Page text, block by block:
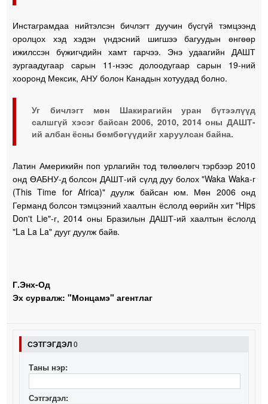
Инстаграмдаа нийтэлсэн бичлэгт дуучин бүсгүй тэмцээнд
оролцох хэд хэдэн үндэсний шигшээ багуудын өнгөөр
ижилссэн бүжигчдийн хамт гарчээ. Энэ удаагийн ДАШТ
зургаадугаар сарын 11-нээс долоодугаар сарын 19-ний
хооронд Мексик, АНУ болон Канадын хотуудад болно.
Уг бичлэгт мөн Шакирагийн уран бүтээлүүд
салшгүй хэсэг байсан 2006, 2010, 2014 оны ДАШТ-
ий албан ёсны бөмбөгүүдийг харуулсан байна.
Латин Америкийн поп урлагийн тод төлөөлөгч тэрбээр 2010
онд ӨАБНУ-д болсон ДАШТ-ий сүлд дуу болох "Waka Waka-г
(This Time for Africa)" дуулж байсан юм. Мөн 2006 онд
Германд болсон тэмцээний хаалтын ёслолд өөрийн хит "Hips
Don't Lie"-г, 2014 оны Бразилын ДАШТ-ий хаалтын ёслолд
"La La La" дууг дуулж байв.
Г.Энх-Од
Эх сурвалж: "Монцамэ" агентлаг
СЭТГЭГДЭЛ0
Таны нэр:
Сэтгэгдэл: